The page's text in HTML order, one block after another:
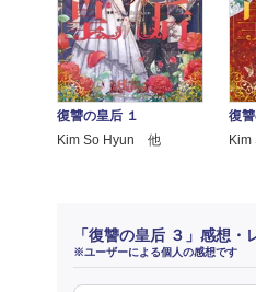
復讐の皇后 １
Kim So Hyun 他
復
「復讐の皇后 ３」感想・
※ユーザーによる個人の感想です